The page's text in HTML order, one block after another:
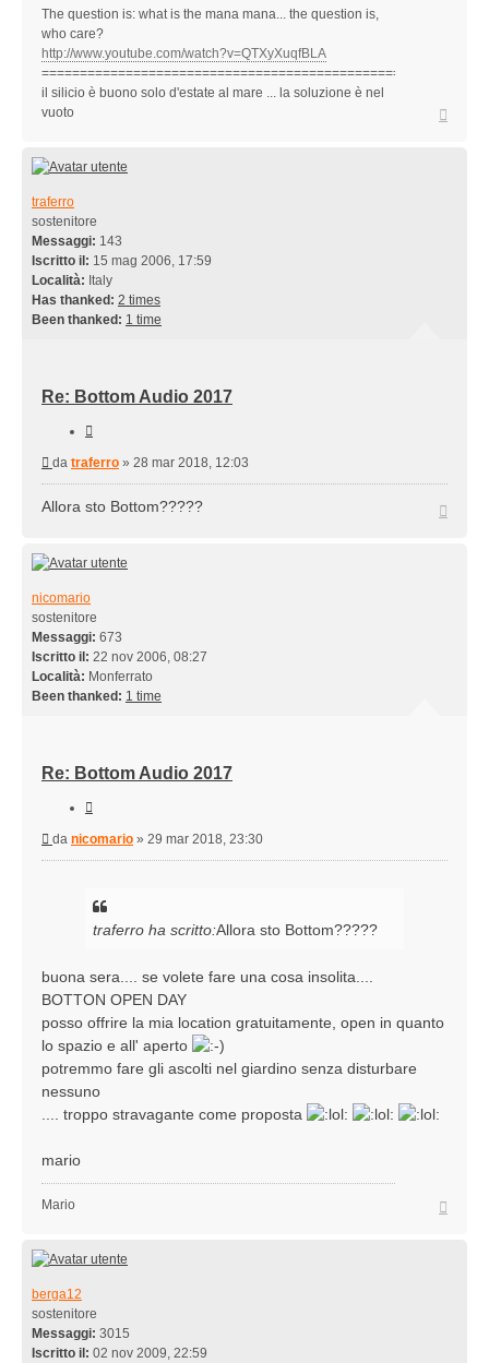
The question is: what is the mana mana... the question is,
who care?
http://www.youtube.com/watch?v=QTXyXuqfBLA
il silicio è buono solo d'estate al mare ... la soluzione è nel
vuoto
traferro
sostenitore
Messaggi: 143
Iscritto il: 15 mag 2006, 17:59
Località: Italy
Has thanked: 2 times
Been thanked: 1 time
Re: Bottom Audio 2017
Messaggio
da traferro » 28 mar 2018, 12:03
Allora sto Bottom?????
nicomario
sostenitore
Messaggi: 673
Iscritto il: 22 nov 2006, 08:27
Località: Monferrato
Been thanked: 1 time
Re: Bottom Audio 2017
Messaggio
da nicomario » 29 mar 2018, 23:30
traferro ha scritto:Allora sto Bottom?????
buona sera.... se volete fare una cosa insolita....
BOTTON OPEN DAY
posso offrire la mia location gratuitamente, open in quanto
lo spazio e all' aperto
potremmo fare gli ascolti nel giardino senza disturbare
nessuno
.... troppo stravagante come proposta
mario
Mario
berga12
sostenitore
Messaggi: 3015
Iscritto il: 02 nov 2009, 22:59